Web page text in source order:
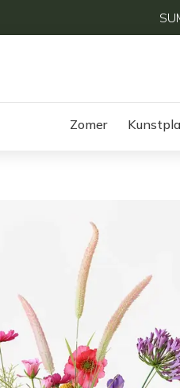
Zomer